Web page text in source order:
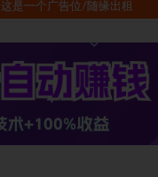
这是一个广告位/随缘出租